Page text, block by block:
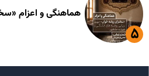
هماهنگی و اعزام